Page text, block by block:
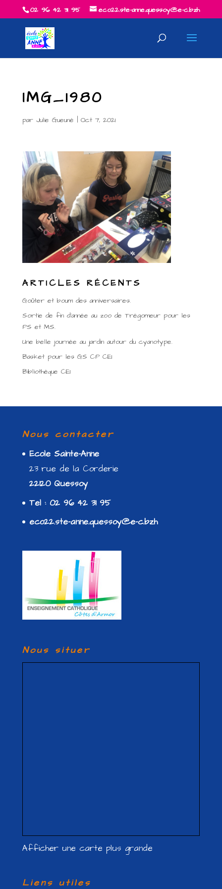
02 96 42 31 95 eco22.ste-anne.quessoy@e-c.bzh
IMG_1980
par Julie Gueuné | Oct 7, 2021
ARTICLES RÉCENTS
Goûter et boum des anniversaires.
Sortie de fin d’année au zoo de Trégomeur pour les
PS et MS.
Une belle journée au jardin autour du cyanotype.
Basket pour les GS CP CE1
Bibliothèque CE1
Nous contacter
Ecole Sainte-Anne
23 rue de la Corderie
22120 Quessoy
Tel : 02 96 42 31 95
eco22.ste-anne.quessoy@e-c.bzh
Nous situer
Afficher une carte plus grande
Liens utiles